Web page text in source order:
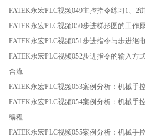
FATEK永宏PLC视频049主控指令练习1、2
FATEK永宏PLC视频050步进梯形图的工作
FATEK永宏PLC视频051步进指令与步进继
FATEK永宏PLC视频052步进指令的输入方
合流
FATEK永宏PLC视频053案例分析：机械手
FATEK永宏PLC视频054案例分析：机械手
编程
FATEK永宏PLC视频055案例分析：机械手